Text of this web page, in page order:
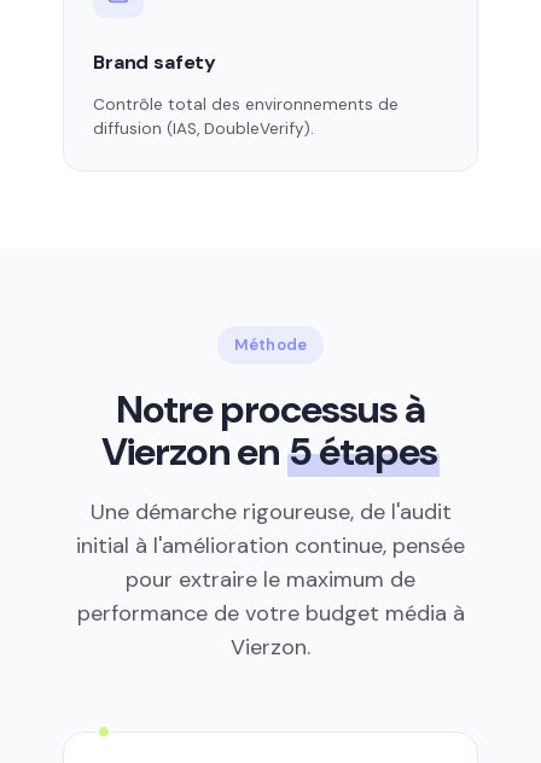
Brand safety
Contrôle total des environnements de
diffusion (IAS, DoubleVerify).
Méthode
Notre processus à
Vierzon en 5 étapes
Une démarche rigoureuse, de l'audit
initial à l'amélioration continue, pensée
pour extraire le maximum de
performance de votre budget média à
Vierzon.